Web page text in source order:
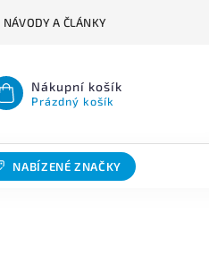
NÁVODY A ČLÁNKY
Nákupní košík
Prázdný košík
SLEVY BAZAR
NABÍZENÉ ZNAČKY